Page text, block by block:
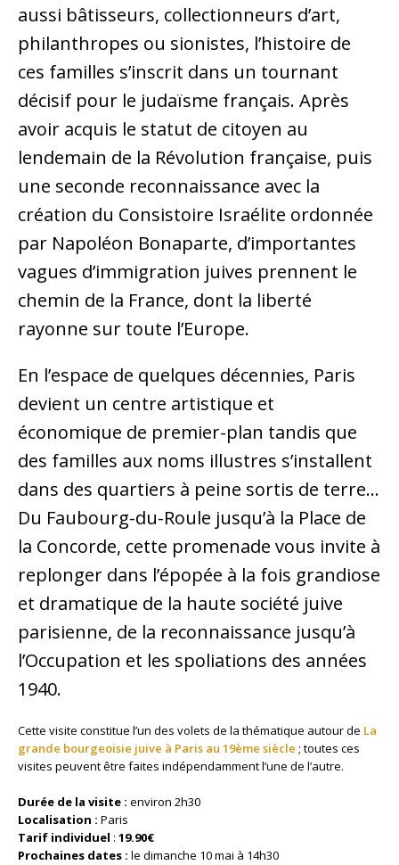
aussi bâtisseurs, collectionneurs d’art,
philanthropes ou sionistes, l’histoire de
ces familles s’inscrit dans un tournant
décisif pour le judaïsme français. Après
avoir acquis le statut de citoyen au
lendemain de la Révolution française, puis
une seconde reconnaissance avec la
création du Consistoire Israélite ordonnée
par Napoléon Bonaparte, d’importantes
vagues d’immigration juives prennent le
chemin de la France, dont la liberté
rayonne sur toute l’Europe.
En l’espace de quelques décennies, Paris
devient un centre artistique et
économique de premier-plan tandis que
des familles aux noms illustres s’installent
dans des quartiers à peine sortis de terre…
Du Faubourg-du-Roule jusqu’à la Place de
la Concorde, cette promenade vous invite à
replonger dans l’épopée à la fois grandiose
et dramatique de la haute société juive
parisienne, de la reconnaissance jusqu’à
l’Occupation et les spoliations des années
1940.
Cette visite constitue l’un des volets de la thématique autour de La
grande bourgeoisie juive à Paris au 19ème siècle ; toutes ces
visites peuvent être faites indépendamment l’une de l’autre.
Durée de la visite : environ 2h30
Localisation : Paris
Tarif individuel : 19.90€
Prochaines dates : le dimanche 10 mai à 14h30